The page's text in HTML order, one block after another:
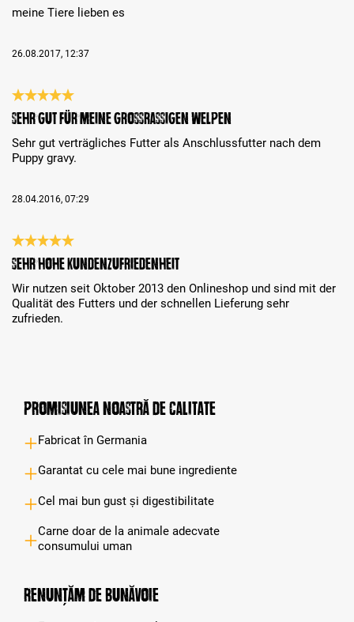
meine Tiere lieben es
26.08.2017, 12:37
Review with rating of 5 out of 5 stars
Sehr gut für meine grossrassigen Welpen
Sehr gut verträgliches Futter als Anschlussfutter nach dem
Puppy gravy.
28.04.2016, 07:29
Review with rating of 5 out of 5 stars
sehr hohe Kundenzufriedenheit
Wir nutzen seit Oktober 2013 den Onlineshop und sind mit der
Qualität des Futters und der schnellen Lieferung sehr
zufrieden.
Promisiunea noastră de calitate
Fabricat în Germania
Garantat cu cele mai bune ingrediente
Cel mai bun gust și digestibilitate
Carne doar de la animale adecvate
consumului uman
Renunțăm de bunăvoie